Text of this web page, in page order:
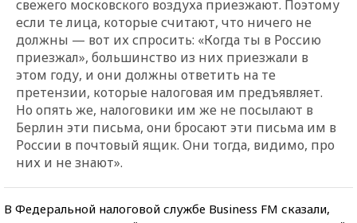
свежего московского воздуха приезжают. Поэтому
если те лица, которые считают, что ничего не
должны — вот их спросить: «Когда ты в Россию
приезжал», большинство из них приезжали в
этом году, и они должны ответить на те
претензии, которые налоговая им предъявляет.
Но опять же, налоговики им же не посылают в
Берлин эти письма, они бросают эти письма им в
России в почтовый ящик. Они тогда, видимо, про
них и не знают».
В Федеральной налоговой службе Business FM сказали,